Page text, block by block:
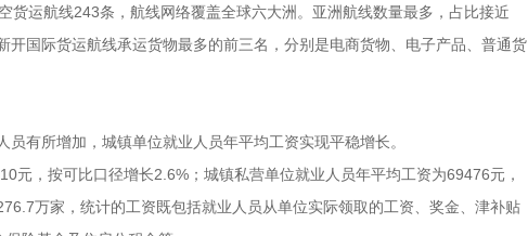
运航线243条，航线网络覆盖全球六大洲。亚洲航线数量最多，占比接近
国际货运航线承运货物最多的前三名，分别是电商货物、电子产品、普通货
有所增加，城镇单位就业人员年平均工资实现平稳增长。
元，按可比口径增长2.6%；城镇私营单位就业人员年平均工资为69476元，
万家，统计的工资既包括就业人员从单位实际领取的工资、奖金、津补贴